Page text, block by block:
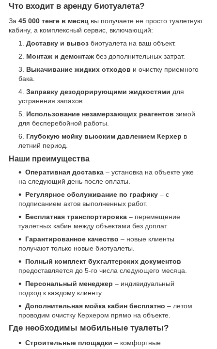
Что входит в аренду биотуалета?
За 45 000 тенге в месяц вы получаете не просто туалетную
кабину, а комплексный сервис, включающий:
Доставку и вывоз биотуалета на ваш объект.
Монтаж и демонтаж без дополнительных затрат.
Выкачивание жидких отходов и очистку приемного
бака.
Заправку дезодорирующими жидкостями для
устранения запахов.
Использование незамерзающих реагентов зимой
для бесперебойной работы.
Глубокую мойку высоким давлением Керхер в
летний период.
Наши преимущества
Оперативная доставка – установка на объекте уже
на следующий день после оплаты.
Регулярное обслуживание по графику – с
подписанием актов выполненных работ.
Бесплатная транспортировка – перемещение
туалетных кабин между объектами без доплат.
Гарантированное качество – новые клиенты
получают только новые биотуалеты.
Полный комплект бухгалтерских документов –
предоставляется до 5-го числа следующего месяца.
Персональный менеджер – индивидуальный
подход к каждому клиенту.
Дополнительная мойка кабин бесплатно – летом
проводим очистку Керхером прямо на объекте.
Где необходимы мобильные туалеты?
Строительные площадки – комфортные